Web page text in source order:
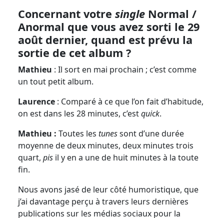
Concernant votre single Normal /
Anormal que vous avez sorti le 29
août dernier, quand est prévu la
sortie de cet album ?
Mathieu : Il sort en mai prochain ; c’est comme
un tout petit album.
Laurence : Comparé à ce que l’on fait d’habitude,
on est dans les 28 minutes, c’estquick.
Mathieu : Toutes les tunessont d’une durée
moyenne de deux minutes, deux minutes trois
quart, pis il y en a une de huit minutes à la toute
fin.
Nous avons jasé de leur côté humoristique, que
j’ai davantage perçu à travers leurs dernières
publications sur les médias sociaux pour la